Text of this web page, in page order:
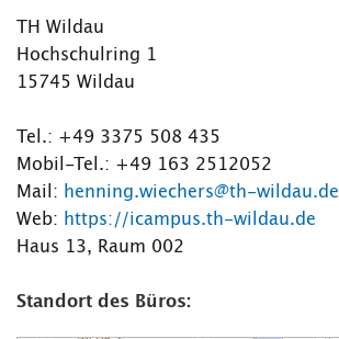
TH Wildau
Hochschulring 1
15745 Wildau
Tel.: +49 3375 508 435
Mobil-Tel.: +49 163 2512052
Mail: henning.wiechers@th-wildau.de
Web: https://icampus.th-wildau.de
Haus 13, Raum 002
Standort des Büros: